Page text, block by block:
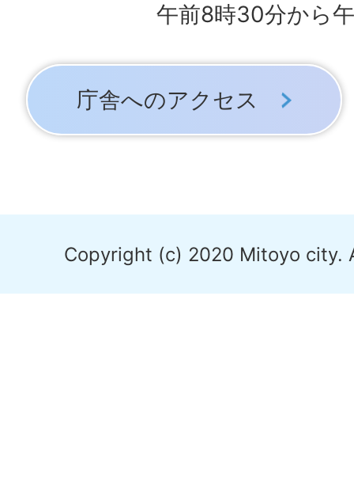
午前8時30分から
庁舎へのアクセス
Copyright (c) 2020 Mitoyo city.